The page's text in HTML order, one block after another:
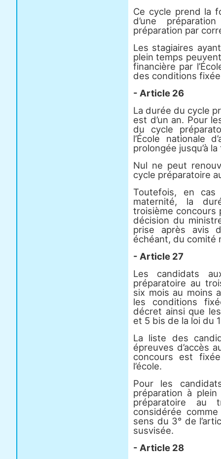
Ce cycle prend la
d’une
préparation par
Les stagiaires
plein temps
financière par
des conditions
- Article 26
La durée du cycle
est d’un an. Pour
du cycle
l’École nationale
prolongée jusqu’à
Nul ne peut
cycle préparatoire
Toutefois, en cas
maternité, la
troisième concours
décision du
prise après avis
échéant, du comité
- Article 27
Les candidats
préparatoire au
six mois au moins
les conditions
décret ainsi que
et 5 bis de la loi du
La liste des
épreuves d’accès
concours est
l’école.
Pour les
préparation à
préparatoire au
considérée
sens du 3° de
susvisée.
- Article 28